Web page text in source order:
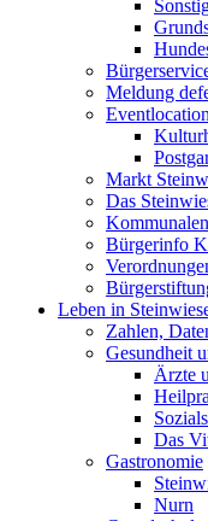
Meldung
Markt
Das
Bürgerinfo
Leben in
Zahlen,
Gesundheit
Ärzte
Das
Gastronomie
Nurn